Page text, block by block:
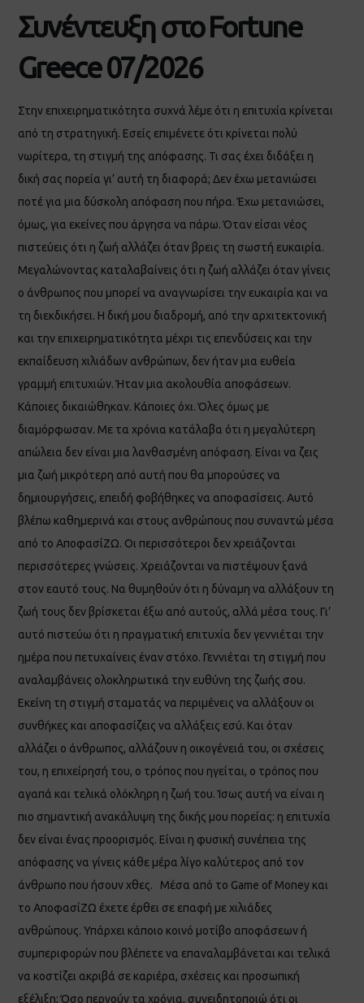
Συνέντευξη στο Fortune
Greece 07/2026
Στην επιχειρηματικότητα συχνά λέμε ότι η επιτυχία κρίνεται
από τη στρατηγική. Εσείς επιμένετε ότι κρίνεται πολύ
νωρίτερα, τη στιγμή της απόφασης. Τι σας έχει διδάξει η
δική σας πορεία γι’ αυτή τη διαφορά; Δεν έχω μετανιώσει
ποτέ για μια δύσκολη απόφαση που πήρα. Έχω μετανιώσει,
όμως, για εκείνες που άργησα να πάρω. Όταν είσαι νέος
πιστεύεις ότι η ζωή αλλάζει όταν βρεις τη σωστή ευκαιρία.
Μεγαλώνοντας καταλαβαίνεις ότι η ζωή αλλάζει όταν γίνεις
ο άνθρωπος που μπορεί να αναγνωρίσει την ευκαιρία και να
τη διεκδικήσει. Η δική μου διαδρομή, από την αρχιτεκτονική
και την επιχειρηματικότητα μέχρι τις επενδύσεις και την
εκπαίδευση χιλιάδων ανθρώπων, δεν ήταν μια ευθεία
γραμμή επιτυχιών. Ήταν μια ακολουθία αποφάσεων.
Κάποιες δικαιώθηκαν. Κάποιες όχι. Όλες όμως με
διαμόρφωσαν. Με τα χρόνια κατάλαβα ότι η μεγαλύτερη
απώλεια δεν είναι μια λανθασμένη απόφαση. Είναι να ζεις
μια ζωή μικρότερη από αυτή που θα μπορούσες να
δημιουργήσεις, επειδή φοβήθηκες να αποφασίσεις. Αυτό
βλέπω καθημερινά και στους ανθρώπους που συναντώ μέσα
από το ΑποφασίΖΩ. Οι περισσότεροι δεν χρειάζονται
περισσότερες γνώσεις. Χρειάζονται να πιστέψουν ξανά
στον εαυτό τους. Να θυμηθούν ότι η δύναμη να αλλάξουν τη
ζωή τους δεν βρίσκεται έξω από αυτούς, αλλά μέσα τους. Γι’
αυτό πιστεύω ότι η πραγματική επιτυχία δεν γεννιέται την
ημέρα που πετυχαίνεις έναν στόχο. Γεννιέται τη στιγμή που
αναλαμβάνεις ολοκληρωτικά την ευθύνη της ζωής σου.
Εκείνη τη στιγμή σταματάς να περιμένεις να αλλάξουν οι
συνθήκες και αποφασίζεις να αλλάξεις εσύ. Και όταν
αλλάζει ο άνθρωπος, αλλάζουν η οικογένειά του, οι σχέσεις
του, η επιχείρησή του, ο τρόπος που ηγείται, ο τρόπος που
αγαπά και τελικά ολόκληρη η ζωή του. Ίσως αυτή να είναι η
πιο σημαντική ανακάλυψη της δικής μου πορείας: η επιτυχία
δεν είναι ένας προορισμός. Είναι η φυσική συνέπεια της
απόφασης να γίνεις κάθε μέρα λίγο καλύτερος από τον
άνθρωπο που ήσουν χθες. Μέσα από το Game of Money και
το ΑποφασίΖΩ έχετε έρθει σε επαφή με χιλιάδες
ανθρώπους. Υπάρχει κάποιο κοινό μοτίβο αποφάσεων ή
συμπεριφορών που βλέπετε να επαναλαμβάνεται και τελικά
να κοστίζει ακριβά σε καριέρα, σχέσεις και προσωπική
εξέλιξη; Όσο περνούν τα χρόνια, συνειδητοποιώ ότι οι